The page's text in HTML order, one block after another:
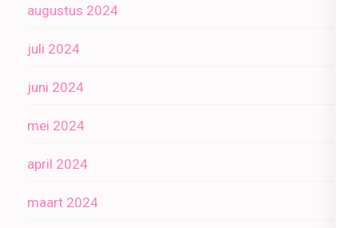
augustus 2024
juli 2024
juni 2024
mei 2024
april 2024
maart 2024